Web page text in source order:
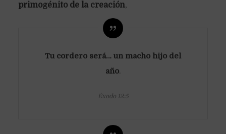
primogénito de la creación,
Tu cordero será… un macho hijo del
año.
Éxodo 12:5